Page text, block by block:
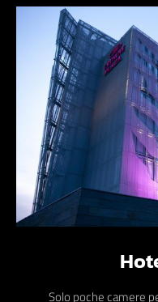
Solo poche camere